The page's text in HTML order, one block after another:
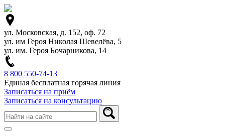
ул. Московская, д. 152, оф. 72
ул. им Героя Николая Шевелёва, 5
ул. им. Героя Бочарникова, 14
8 800 550-74-13
Единая бесплатная горячая линия
Записаться на приём
Записаться на консультацию